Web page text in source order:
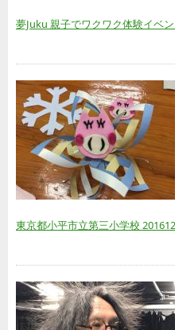
夢Juku 親子でワクワク体験イベ
東京都小平市立第三小学校